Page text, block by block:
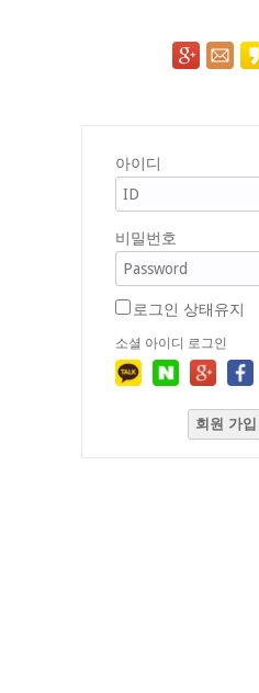
아이디
비밀번호
로그인 상태유지
소셜 아이디 로그인
회원 가입